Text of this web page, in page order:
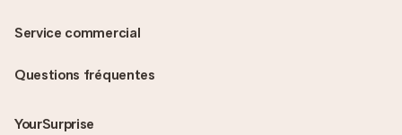
Questions fréquentes
YourSurprise
Service commercial